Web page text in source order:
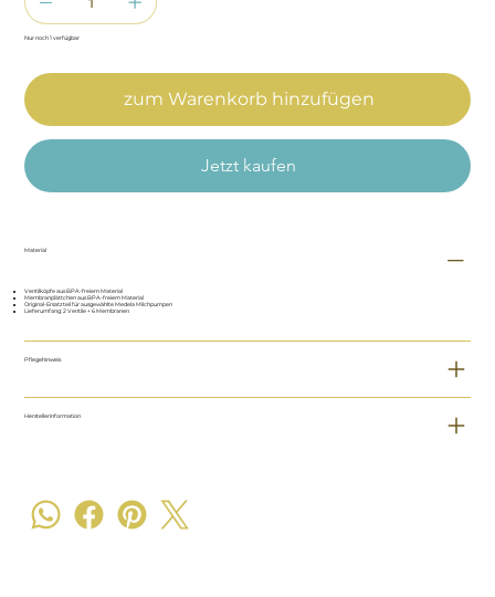
Nur noch 1 verfügbar
zum Warenkorb hinzufügen
Jetzt kaufen
Material
Ventilköpfe aus BPA-freiem Material
Membranplättchen aus BPA-freiem Material
Original-Ersatzteil für ausgewählte Medela Milchpumpen
Lieferumfang: 2 Ventile + 6 Membranen
Pflegehinweis
Herstellerinformation